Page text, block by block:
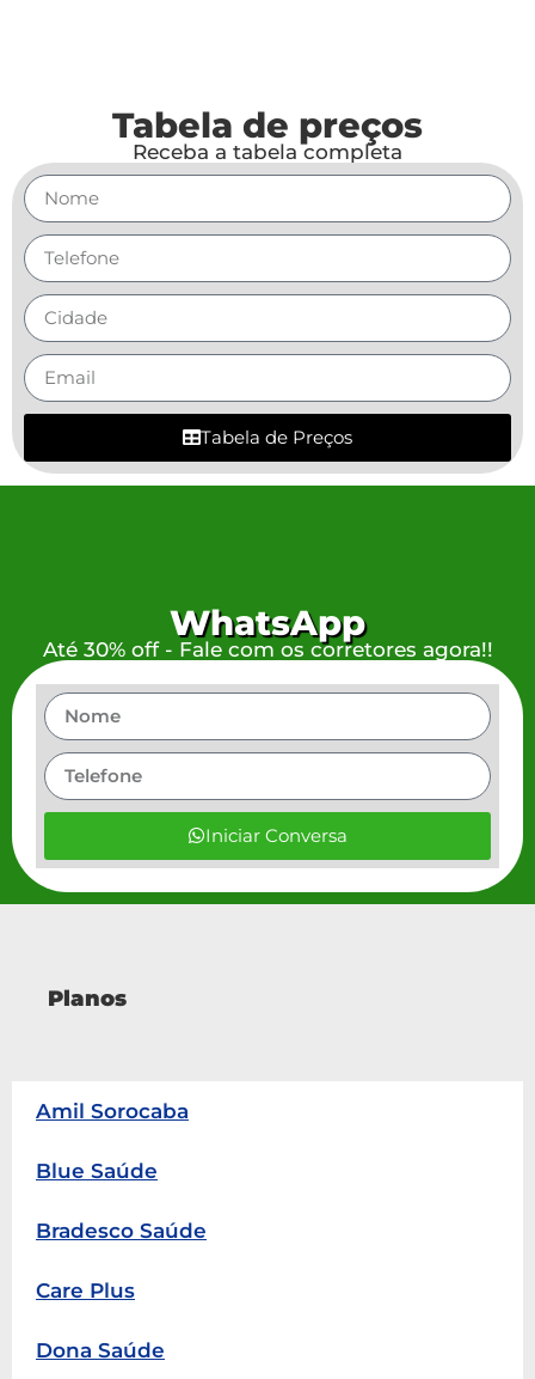
Tabela de preços
Receba a tabela completa
Tabela de Preços
WhatsApp
Até 30% off - Fale com os corretores agora!!
Iniciar Conversa
Planos
Amil Sorocaba
Blue Saúde
Bradesco Saúde
Care Plus
Dona Saúde